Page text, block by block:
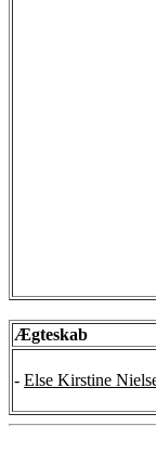
Ægteskab
- Else Kirstine